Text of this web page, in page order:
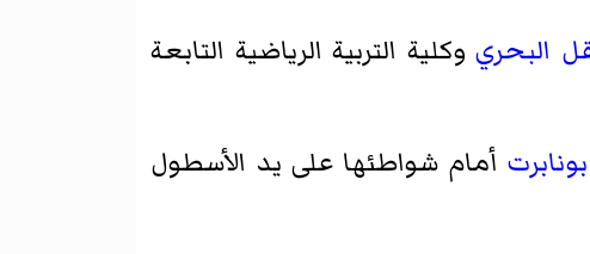
البحريوكلية التربية الرياضية التابعة
أمام شواطئها على يد الأسطول